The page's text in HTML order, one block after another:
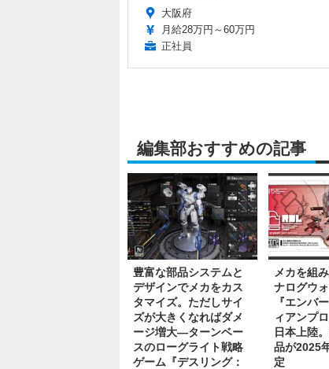
大阪府
月給28万円～60万円
正社員
編集部おすすめの記事
豊富な部品システムと
デザインでメカをカス
タマイズ。ただしサイ
ズが大きくなればダメ
ージ増大―ターンベー
スのローグライト戦略
ゲーム『デスリング：
メカを組
ナログウ
『エンバ
ィアンプ
日本上陸
品が2025
定